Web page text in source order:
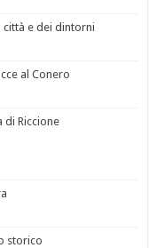
città e dei dintorni
al Conero
di Riccione
storico